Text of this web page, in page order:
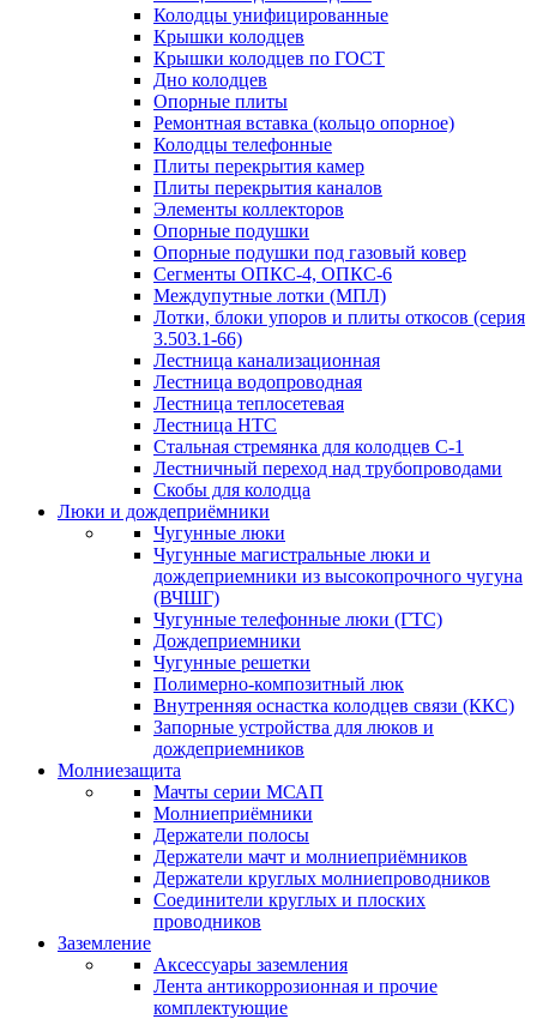
Колодцы унифицированные
Крышки колодцев
Крышки колодцев по ГОСТ
Дно колодцев
Опорные плиты
Ремонтная вставка (кольцо опорное)
Колодцы телефонные
Плиты перекрытия камер
Плиты перекрытия каналов
Элементы коллекторов
Опорные подушки
Опорные подушки под газовый ковер
Сегменты ОПКС-4, ОПКС-6
Междупутные лотки (МПЛ)
Лотки, блоки упоров и плиты откосов (серия
3.503.1-66)
Лестница канализационная
Лестница водопроводная
Лестница теплосетевая
Лестница НТС
Стальная стремянка для колодцев С-1
Лестничный переход над трубопроводами
Скобы для колодца
Люки и дождеприёмники
Чугунные люки
Чугунные магистральные люки и
дождеприемники из высокопрочного чугуна
(ВЧШГ)
Чугунные телефонные люки (ГТС)
Дождеприемники
Чугунные решетки
Полимерно-композитный люк
Внутренняя оснастка колодцев связи (ККС)
Запорные устройства для люков и
дождеприемников
Молниезащита
Мачты серии МСАП
Молниеприёмники
Держатели полосы
Держатели мачт и молниеприёмников
Держатели круглых молниепроводников
Cоединители круглых и плоских
проводников
Заземление
Аксессуары заземления
Лента антикоррозионная и прочие
комплектующие